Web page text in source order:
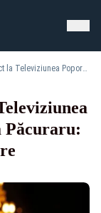
George Simion, în direct la Televiziunea Poporului, alături de Alessia Păcuraru: „Anunțul momentului” despre incidentul de la Galați
Păcuraru: